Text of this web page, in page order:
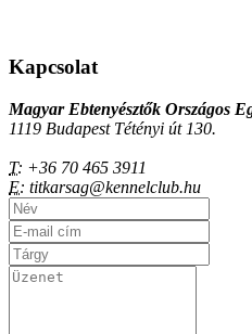
Kapcsolat
Magyar Ebtenyésztők Országos
1119 Budapest Tétényi út 130.
T: +36 70 465 3911
E: titkarsag@kennelclub.hu